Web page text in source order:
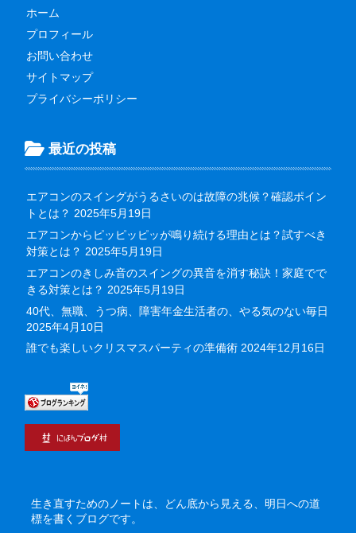
ホーム
プロフィール
お問い合わせ
サイトマップ
プライバシーポリシー
最近の投稿
エアコンのスイングがうるさいのは故障の兆候？確認ポイン
トとは？ 2025年5月19日
エアコンからピッピッピッが鳴り続ける理由とは？試すべき
対策とは？ 2025年5月19日
エアコンのきしみ音のスイングの異音を消す秘訣！家庭でで
きる対策とは？ 2025年5月19日
40代、無職、うつ病、障害年金生活者の、やる気のない毎日
2025年4月10日
誰でも楽しいクリスマスパーティの準備術 2024年12月16日
生き直すためのノートは、どん底から見える、明日への道
標を書くブログです。